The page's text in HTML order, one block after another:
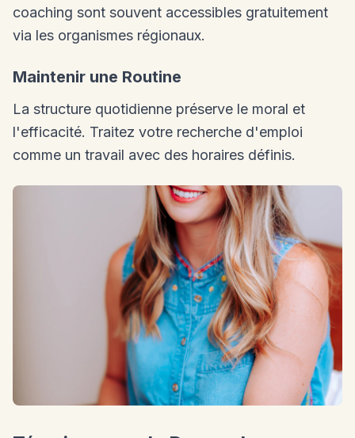
coaching sont souvent accessibles gratuitement
via les organismes régionaux.
Maintenir une Routine
La structure quotidienne préserve le moral et
l'efficacité. Traitez votre recherche d'emploi
comme un travail avec des horaires définis.